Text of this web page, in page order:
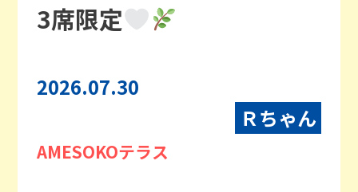
3席限定
2026.07.30
Ｒちゃん
AMESOKOテラス